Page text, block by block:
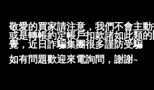
敬愛的買家請注意，我們不會主
或是轉帳約定帳戶扣款諸如此類
覺，近日詐騙集團很多謹防受騙
如有問題歡迎來電詢問，謝謝~